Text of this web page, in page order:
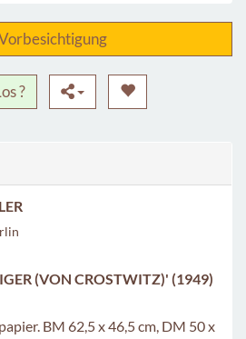
?
(VON CROSTWITZ)' (1949)
BM 62,5 x 46,5 cm, DM 50 x